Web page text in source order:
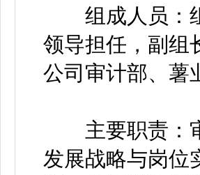
组成人员：组
领导担任，副组
公司审计部、薯
主要职责：审
发展战略与岗位